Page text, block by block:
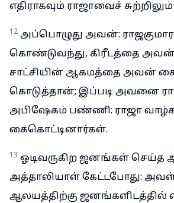
எதிராகவும் ராஜாவைச்
12 அப்பொழுது அவன்:
கொண்டுவந்து, கிரீடத்தை
சாட்சியின் ஆகமத்தை அவன்
கொடுத்தான்; இப்படி அவனை
அபிஷேகம் பண்ணி: ராஜா
கைகொட்டினார்கள்.
13 ஓடிவருகிற ஜனங்கள் செய்த
அத்தாலியாள் கேட்டபோது:
ஆலயத்திற்கு ஜனங்களிடத்தில்